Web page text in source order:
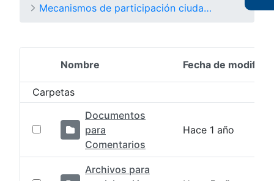
Mecanismos de participación ciudadana
Selección del elemento
Nombre Fecha de
Carpetas
Documentos
para
Comentarios
Hace 1 año
Archivos para